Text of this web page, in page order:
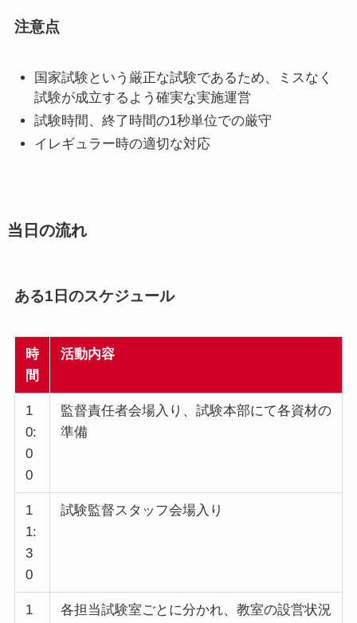
注意点
国家試験という厳正な試験であるため、ミスなく
試験が成立するよう確実な実施運営
試験時間、終了時間の1秒単位での厳守
イレギュラー時の適切な対応
当日の流れ
ある1日のスケジュール
時
間
活動内容
1
0:
0
0
監督責任者会場入り、試験本部にて各資材の
準備
1
1:
3
0
試験監督スタッフ会場入り
1
各担当試験室ごとに分かれ、教室の設営状況